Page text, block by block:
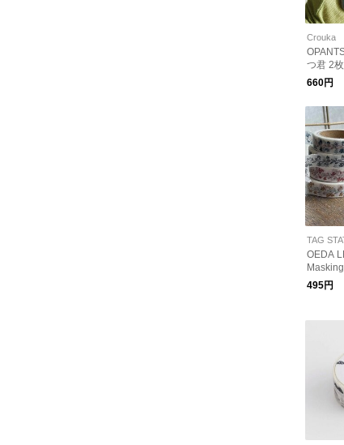
Crouka
つ君 2
セット
ト シー
ギフト
おぱん
660円
TAG
OEDA
495円